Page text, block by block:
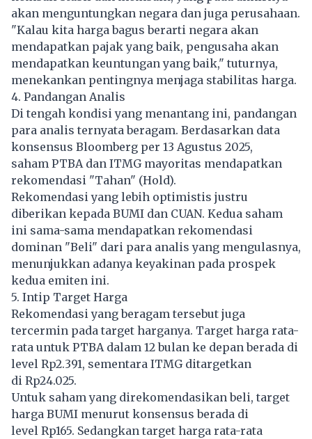
akan menguntungkan negara dan juga perusahaan.
"Kalau kita harga bagus berarti negara akan
mendapatkan pajak yang baik, pengusaha akan
mendapatkan keuntungan yang baik," tuturnya,
menekankan pentingnya menjaga stabilitas harga.
4. Pandangan Analis
Di tengah kondisi yang menantang ini, pandangan
para analis ternyata beragam. Berdasarkan data
konsensus Bloomberg per 13 Agustus 2025,
saham PTBA dan ITMG mayoritas mendapatkan
rekomendasi "Tahan" (Hold).
Rekomendasi yang lebih optimistis justru
diberikan kepada BUMI dan CUAN. Kedua saham
ini sama-sama mendapatkan rekomendasi
dominan "Beli" dari para analis yang mengulasnya,
menunjukkan adanya keyakinan pada prospek
kedua emiten ini.
5. Intip Target Harga
Rekomendasi yang beragam tersebut juga
tercermin pada target harganya. Target harga rata-
rata untuk PTBA dalam 12 bulan ke depan berada di
level Rp2.391, sementara ITMG ditargetkan
di Rp24.025.
Untuk saham yang direkomendasikan beli, target
harga BUMI menurut konsensus berada di
level Rp165. Sedangkan target harga rata-rata